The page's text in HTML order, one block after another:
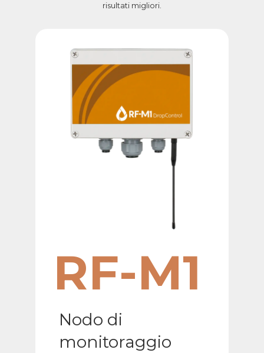
risultati migliori.
RF-M1
Nodo di
monitoraggio